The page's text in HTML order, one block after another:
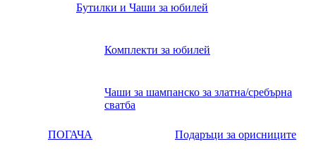
Бутилки и Чаши за юбилей
Комплекти за юбилей
Чаши за шампанско за златна/сребърна
сватба
ПОГАЧА Подаръци за орисниците